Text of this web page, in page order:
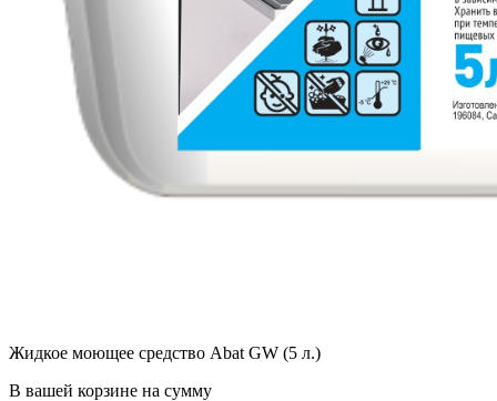
Жидкое моющее средство Abat GW (5 л.)
В вашей корзине на сумму